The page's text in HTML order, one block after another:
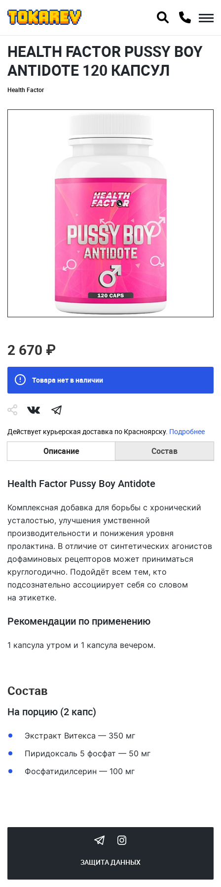
HEALTH FACTOR PUSSY BOY
ANTIDOTE 120 КАПСУЛ
Health Factor
2 670 ₽
Товара нет в наличии
Действует курьерская доставка по Красноярску. Подробнее
Описание Состав
Health Factor Pussy Boy Antidote
Комплексная добавка для борьбы с хронический
усталостью, улучшения умственной
производительности и понижения уровня
пролактина. В отличие от синтетических агонистов
дофаминовых рецепторов может приниматься
круглогодично. Подойдёт всем тем, кто
подсознательно ассоциирует себя со словом
на этикетке.
Рекомендации по применению
1 капсула утром и 1 капсула вечером.
Состав
На порцию (2 капс)
Экстракт Витекса — 350 мг
Пиридоксаль 5 фосфат — 50 мг
Фосфатидилсерин — 100 мг
ЗАЩИТА ДАННЫХ